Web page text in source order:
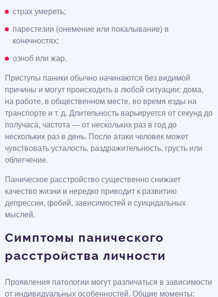
страх умереть;
парестезии (онемение или покалывание) в
конечностях;
озноб или жар.
Приступы паники обычно начинаются без видимой
причины и могут происходить в любой ситуации: дома,
на работе, в общественном месте, во время езды на
транспорте и т. д. Длительность варьируется от секунд до
получаса, частота — от нескольких раз в год до
нескольких раз в день. После атаки человек может
чувствовать усталость, раздражительность, грусть или
облегчение.
Паническое расстройство существенно снижает
качество жизни и нередко приводит к развитию
депрессии, фобий, зависимостей и суицидальных
мыслей.
Симптомы панического
расстройства личности
Проявления патологии могут различаться в зависимости
от индивидуальных особенностей. Общие моменты: